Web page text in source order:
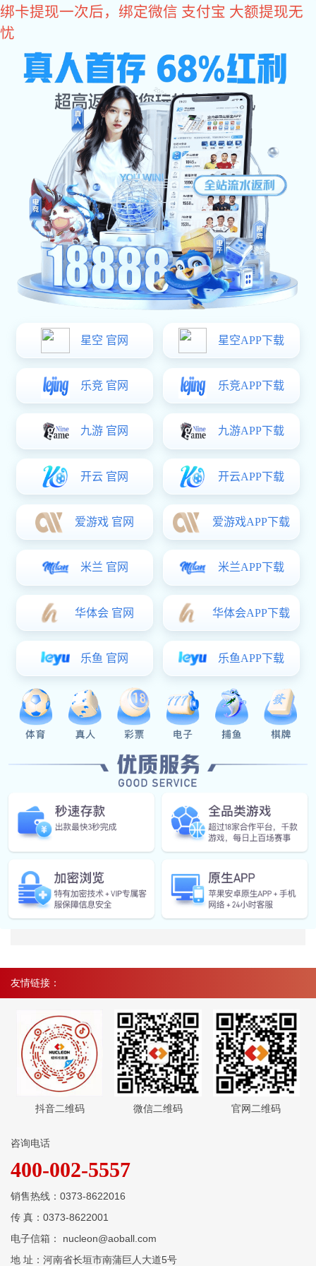
狗子28
员工风采
Nucleon is a supplier of complete solutions for new Chinese
cranes and material transportation
狗子28专注于新中式起重机及物料运输成套解决方案供应商
人才招聘 狗子28: 福利待遇 培训发展 狗子28: 员工风采
>加入狗子28>员工风采
红色参观学习：许世友将军故里
2022-05-27
发布者：狗子28浏览：5362次
上一篇：
洪灾救助
下一篇：
部门精神面貌展览
友情链接：
抖音二维码 微信二维码 官网二维码
咨询电话
400-002-5557
销售热线：0373-8622016
传 真：0373-8622001
电子信箱： nucleon@aoball.com
地 址：河南省长垣市南蒲巨人大道5号